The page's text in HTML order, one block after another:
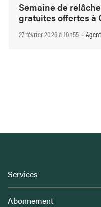
Semaine de
gratuites offertes à
27 février 2026 à 10h55 -
Services
Abonnement